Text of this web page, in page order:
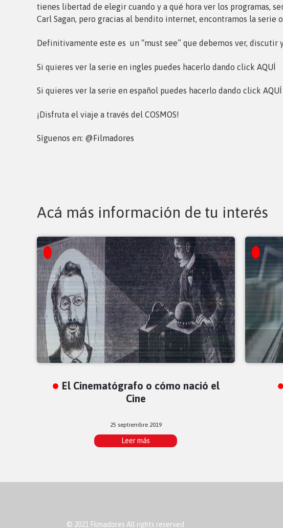
tienes libertad de elegir cuando y a qué hora ver los programas,
Carl Sagan, pero gracias al bendito internet, encontramos la
Definitivamente este es un “must see” que debemos ver, discutir
Si quieres ver la serie en ingles puedes hacerlo dando click AQUÍ
Si quieres ver la serie en español puedes hacerlo dando click AQUÍ
¡Disfruta el viaje a través del COSMOS!
Síguenos en: @Filmadores
Acá más información de tu interés
El Cinematógrafo o cómo nació el
Cine
25 septiembre 2019
Leer más
© 2021 Filmadores All rights reserved